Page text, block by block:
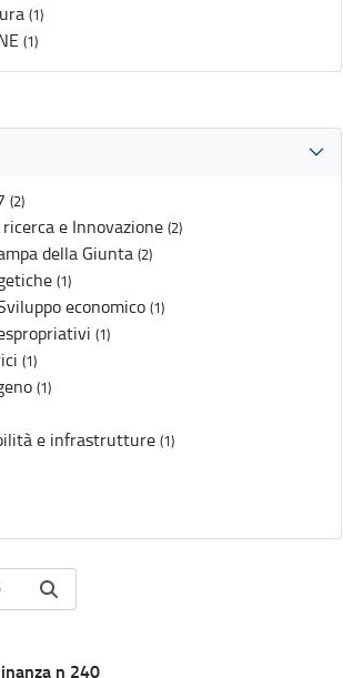
(1)
(1)
(2)
e Innovazione (2)
della Giunta (2)
(1)
economico (1)
(1)
(1)
(1)
e infrastrutture (1)
n 240